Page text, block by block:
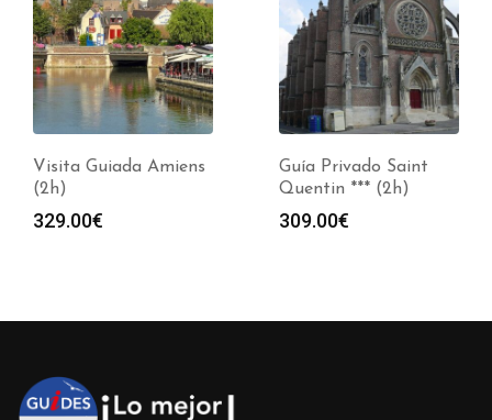
Visita Guiada Amiens
(2h)
329.00€
Guía Privado Saint
Quentin *** (2h)
309.00€